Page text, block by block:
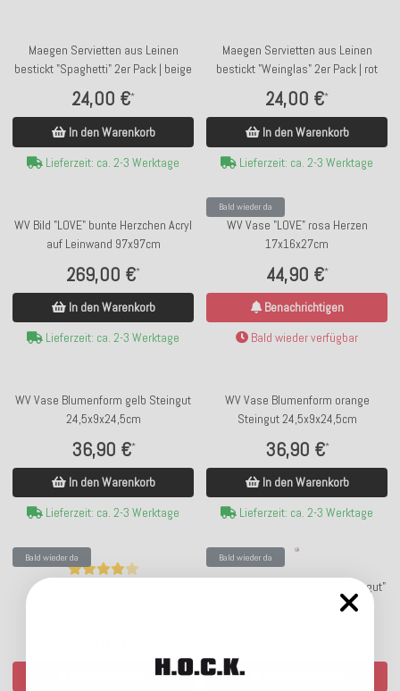
Maegen Servietten aus Leinen
bestickt "Spaghetti" 2er Pack | beige
24,00 €*
In den Warenkorb
Lieferzeit: ca. 2-3 Werktage
Maegen Servietten aus Leinen
bestickt "Weinglas" 2er Pack | rot
24,00 €*
In den Warenkorb
Lieferzeit: ca. 2-3 Werktage
WV Bild "LOVE" bunte Herzchen Acryl
auf Leinwand 97x97cm
269,00 €*
In den Warenkorb
Lieferzeit: ca. 2-3 Werktage
Bald wieder da
WV Vase "LOVE" rosa Herzen
17x16x27cm
44,90 €*
Benachrichtigen
Bald wieder verfügbar
WV Vase Blumenform gelb Steingut
24,5x9x24,5cm
36,90 €*
In den Warenkorb
Lieferzeit: ca. 2-3 Werktage
WV Vase Blumenform orange
Steingut 24,5x9x24,5cm
36,90 €*
In den Warenkorb
Lieferzeit: ca. 2-3 Werktage
Bald wieder da Bald wieder da
17;30 Geschirrtuch "Blond spült gut"